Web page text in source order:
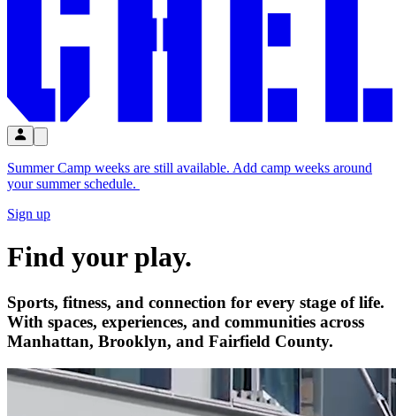
Summer Camp weeks are still available. Add camp weeks around
your summer schedule.​​​​‌ ‍ ​‍​‍‌‍ ‌ ​‍‌‍‍‌‌‍‌ ‌‍‍‌‌‍ ‍​‍​‍​ ‍‍​‍​‍‌ ​ ‌‍​‌‌‍ ‍‌‍‍‌‌ ‌​‌ ‍‌​‍ ‍‌‍‍‌‌‍ ​‍​‍​‍ ​​‍​‍‌‍‍​‌ ​‍‌‍‌‌‌‍‌‍​‍​‍​ ‍‍​‍​‍‌‍‍​‌ ‌​‌ ‌​‌ ​​‌ ​ ​ ‍‍​‍ ​‍ ‌‍​ ‌‍‍​‌‍‌‌‌‍ ​‌ ​ ‌‍‌‌‌‍​‌‌ ​​‌‍‍‌‌‍‌‌‌ ​‍‌ ​ ​‍ ‍‌ ​ ‌‍​‌‌‍ ‍‌‍‍‌‌ ‌​‌ ‍‌​‍ ‍‌ ​ ‌ ‌​‌ ‌‌‌‍‌​‌‍‍‌‌‍ ​‍ ‌‍‍‌‌‍ ‍‌ ‌​‌‍‌‌‌‍ ‍‌ ‌​​‍ ‌‍‌‌‌‍‌​‌‍‍‌‌ ‌​​‍ ‌‍ ‌‌‍ ‌‍‌​‌‍‌‌​ ‌‌ ​​‌ ​‍‌‍‌‌‌ ​ ‌‍‌‌‌‍ ‍‌ ‌​‌‍​‌‌ ‌​‌‍‍‌‌‍ ‌‍ ‍​ ‍ ‌‍‍‌‌‍‌​​ ‌‌‍‍​‌‍ ‌‍ ‌‌‍‌‌‌‌​​‌‍​‌‌‍‌ ‌‍‌‌​ ‍ ‌ ‌​‌ ‍‌‌ ​​‌‍‌‌​ ‌‌‍‍​‌‍ ‌‍ ‌‌‍‌‌‌‌​​‌‍​‌‌‍‌ ‌‍‌‌​ ‍ ‌ ​​‌‍​‌‌ ‌​‌‍‍​​ ‌‌ ​​‌‍​‌‌‍‌ ‌‍‌‌‌​​‍‌ ‌‌‌‍‍‌‌‍ ​‌‍‌​‌‍‌‌‌ ​‍​‍‌‌​ ‌‌‌​​‍‌‌ ‌‍‍ ‌‍‌‌‌ ‍‌​‍‌‌​ ​ ‌​‌​​‍‌‌​ ​ ‌​‌​​‍‌‌​ ​‍​ ​‍​ ‌‍​ ‌​‌‍​ ​ ‌​​ ‌ ‌‍​ ​ ‌​​ ‍​​ ‌‍‌‍‌‌​ ‍‌‌‍​‌​‍‌‌​ ​‍​ ​‍​‍‌‌​ ‌‌‌​‌​​‍ ‍‌ ‌​‌‍‍‌‌ ‌​‌‍ ​‌‍‌‌​ ‌‍​‍‌‍​‌‌ ​ ‌‍‌‌‌‌‌‌‌ ​‍‌‍ ​​ ‌‌‍‍​‌ ‌​‌ ‌​‌ ​​‌ ​ ​‍‌‌​ ​ ‌​​‌​‍‌‌​ ​‍‌​‌‍​‍‌‌​ ​‍‌​‌‍‌‍​ ‌‍‍​‌‍‌‌‌‍ ​‌ ​ ‌‍‌‌‌‍​‌‌ ​​‌‍‍‌‌‍‌‌‌ ​‍‌ ​ ​‍ ‍‌ ​ ‌‍​‌‌‍ ‍‌‍‍‌‌ ‌​‌ ‍‌​‍ ‍‌ ​ ‌ ‌​‌ ‌‌‌‍‌​‌‍‍‌‌‍ ​‍‌‍‌‍‍‌‌‍‌​​ ‌‌‍‍​‌‍ ‌‍ ‌‌‍‌‌‌‌​​‌‍​‌‌‍‌ ‌‍‌‌​‍‌‍‌ ‌​‌ ‍‌‌ ​​‌‍‌‌​ ‌‌‍‍​‌‍ ‌‍ ‌‌‍‌‌‌‌​​‌‍​‌‌‍‌ ‌‍‌‌​‍‌‍‌ ​​‌‍​‌‌ ‌​‌‍‍​​ ‌‌ ​​‌‍​‌‌‍‌ ‌‍‌‌‌​​‍‌ ‌‌‌‍‍‌‌‍ ​‌‍‌​‌‍‌‌‌ ​‍​‍‌‌​ ‌‌‌​​‍‌‌ ‌‍‍ ‌‍‌‌‌ ‍‌​‍‌‌​ ​ ‌​‌​​‍‌‌​ ​ ‌​‌​​‍‌‌​ ​‍​ ​‍​ ‌‍​ ‌​‌‍​ ​ ‌​​ ‌ ‌‍​ ​ ‌​​ ‍​​ ‌‍‌‍‌‌​ ‍‌‌‍​‌​‍‌‌​ ​‍​ ​‍​‍‌‌​ ‌‌‌​‌​​‍ ‍‌ ‌​‌‍‍‌‌ ‌​‌‍ ​‌‍‌‌​‍‌‍‌ ​​‌‍‌‌‌ ​‍‌ ​ ‌ ​​‌‍‌‌‌‍​ ‌ ‌​‌‍‍‌‌ ‌‍‌‍‌‌​ ‌‌ ​​‌ ‌‌‌‍​‍‌‍ ​‌‍‍‌‌ ​ ‌‍‍​‌‍‌‌‌‍‌​​‍​‍‌ ‌
Sign up​​​​‌ ‍ ​‍​‍‌‍ ‌ ​‍‌‍‍‌‌‍‌ ‌‍‍‌‌‍ ‍​‍​‍​ ‍‍​‍​‍‌ ​ ‌‍​‌‌‍ ‍‌‍‍‌‌ ‌​‌ ‍‌​‍ ‍‌‍‍‌‌‍ ​‍​‍​‍ ​​‍​‍‌‍‍​‌ ​‍‌‍‌‌‌‍‌‍​‍​‍​ ‍‍​‍​‍‌‍‍​‌ ‌​‌ ‌​‌ ​​‌ ​ ​ ‍‍​‍ ​‍ ‌‍​ ‌‍‍​‌‍‌‌‌‍ ​‌ ​ ‌‍‌‌‌‍​‌‌ ​​‌‍‍‌‌‍‌‌‌ ​‍‌ ​ ​‍ ‍‌ ​ ‌‍​‌‌‍ ‍‌‍‍‌‌ ‌​‌ ‍‌​‍ ‍‌ ​ ‌ ‌​‌ ‌‌‌‍‌​‌‍‍‌‌‍ ​‍ ‌‍‍‌‌‍ ‍‌ ‌​‌‍‌‌‌‍ ‍‌ ‌​​‍ ‌‍‌‌‌‍‌​‌‍‍‌‌ ‌​​‍ ‌‍ ‌‌‍ ‌‍‌​‌‍‌‌​ ‌‌ ​​‌ ​‍‌‍‌‌‌ ​ ‌‍‌‌‌‍ ‍‌ ‌​‌‍​‌‌ ‌​‌‍‍‌‌‍ ‌‍ ‍​ ‍ ‌‍‍‌‌‍‌​​ ‌‌‍‍​‌‍ ‌‍ ‌‌‍‌‌‌‌​​‌‍​‌‌‍‌ ‌‍‌‌​ ‍ ‌ ‌​‌ ‍‌‌ ​​‌‍‌‌​ ‌‌‍‍​‌‍ ‌‍ ‌‌‍‌‌‌‌​​‌‍​‌‌‍‌ ‌‍‌‌​ ‍ ‌ ​​‌‍​‌‌ ‌​‌‍‍​​ ‌‌ ​​‌‍​‌‌‍‌ ‌‍‌‌‌​​‍‌ ‌‌‌‍‍‌‌‍ ​‌‍‌​‌‍‌‌‌ ​‍​‍‌‌​ ‌‌‌​​‍‌‌ ‌‍‍ ‌‍‌‌‌ ‍‌​‍‌‌​ ​ ‌​‌​​‍‌‌​ ​ ‌​‌​​‍‌‌​ ​‍​ ​‍​ ‌‍​ ‌​‌‍​ ​ ‌​​ ‌ ‌‍​ ​ ‌​​ ‍​​ ‌‍‌‍‌‌​ ‍‌‌‍​‌​‍‌‌​ ​‍​ ​‍​‍‌‌​ ‌‌‌​‌​​‍ ‍‌‍​‍‌ ‌‌‌ ‌​‌ ‌​‌‍ ‌‍ ‍‌‌‌​‌‍‌‌‌ ‍​‌ ‌​​ ‌‍​‍‌‍​‌‌ ​ ‌‍‌‌‌‌‌‌‌ ​‍‌‍ ​​ ‌‌‍‍​‌ ‌​‌ ‌​‌ ​​‌ ​ ​‍‌‌​ ​ ‌​​‌​‍‌‌​ ​‍‌​‌‍​‍‌‌​ ​‍‌​‌‍‌‍​ ‌‍‍​‌‍‌‌‌‍ ​‌ ​ ‌‍‌‌‌‍​‌‌ ​​‌‍‍‌‌‍‌‌‌ ​‍‌ ​ ​‍ ‍‌ ​ ‌‍​‌‌‍ ‍‌‍‍‌‌ ‌​‌ ‍‌​‍ ‍‌ ​ ‌ ‌​‌ ‌‌‌‍‌​‌‍‍‌‌‍ ​‍‌‍‌‍‍‌‌‍‌​​ ‌‌‍‍​‌‍ ‌‍ ‌‌‍‌‌‌‌​​‌‍​‌‌‍‌ ‌‍‌‌​‍‌‍‌ ‌​‌ ‍‌‌ ​​‌‍‌‌​ ‌‌‍‍​‌‍ ‌‍ ‌‌‍‌‌‌‌​​‌‍​‌‌‍‌ ‌‍‌‌​‍‌‍‌ ​​‌‍​‌‌ ‌​‌‍‍​​ ‌‌ ​​‌‍​‌‌‍‌ ‌‍‌‌‌​​‍‌ ‌‌‌‍‍‌‌‍ ​‌‍‌​‌‍‌‌‌ ​‍​‍‌‌​ ‌‌‌​​‍‌‌ ‌‍‍ ‌‍‌‌‌ ‍‌​‍‌‌​ ​ ‌​‌​​‍‌‌​ ​ ‌​‌​​‍‌‌​ ​‍​ ​‍​ ‌‍​ ‌​‌‍​ ​ ‌​​ ‌ ‌‍​ ​ ‌​​ ‍​​ ‌‍‌‍‌‌​ ‍‌‌‍​‌​‍‌‌​ ​‍​ ​‍​‍‌‌​ ‌‌‌​‌​​‍ ‍‌‍​‍‌ ‌‌‌ ‌​‌ ‌​‌‍ ‌‍ ‍‌‌‌​‌‍‌‌‌ ‍​‌ ‌​​‍‌‍‌ ​​‌‍‌‌‌ ​‍‌ ​ ‌ ​​‌‍‌‌‌‍​ ‌ ‌​‌‍‍‌‌ ‌‍‌‍‌‌​ ‌‌ ​​‌ ‌‌‌‍​‍‌‍ ​‌‍‍‌‌ ​ ‌‍‍​‌‍‌‌‌‍‌​​‍​‍‌ ‌
Find your play.​​​​‌ ‍ ​‍​‍‌‍ ‌ ​‍‌‍‍‌‌‍‌ ‌‍‍‌‌‍ ‍​‍​‍​ ‍‍​‍​‍‌ ​ ‌‍​‌‌‍ ‍‌‍‍‌‌ ‌​‌ ‍‌​‍ ‍‌‍‍‌‌‍ ​‍​‍​‍ ​​‍​‍‌‍‍​‌ ​‍‌‍‌‌‌‍‌‍​‍​‍​ ‍‍​‍​‍‌‍‍​‌ ‌​‌ ‌​‌ ​​‌ ​ ​ ‍‍​‍ ​‍ ‌‍​ ‌‍‍​‌‍‌‌‌‍ ​‌ ​ ‌‍‌‌‌‍​‌‌ ​​‌‍‍‌‌‍‌‌‌ ​‍‌ ​ ​‍ ‍‌ ​ ‌‍​‌‌‍ ‍‌‍‍‌‌ ‌​‌ ‍‌​‍ ‍‌ ​ ‌ ‌​‌ ‌‌‌‍‌​‌‍‍‌‌‍ ​‍ ‌‍‍‌‌‍ ‍‌ ‌​‌‍‌‌‌‍ ‍‌ ‌​​‍ ‌‍‌‌‌‍‌​‌‍‍‌‌ ‌​​‍ ‌‍ ‌‌‍ ‌‍‌​‌‍‌‌​ ‌‌ ​​‌ ​‍‌‍‌‌‌ ​ ‌‍‌‌‌‍ ‍‌ ‌​‌‍​‌‌ ‌​‌‍‍‌‌‍ ‌‍ ‍​ ‍ ‌‍‍‌‌‍‌​​ ‌‌‍‍​‌‍ ‌‍ ‌‌‍‌‌‌‌​​‌‍​‌‌‍‌ ‌‍‌‌​ ‍ ‌ ‌​‌ ‍‌‌ ​​‌‍‌‌​ ‌‌‍‍​‌‍ ‌‍ ‌‌‍‌‌‌‌​​‌‍​‌‌‍‌ ‌‍‌‌​ ‍ ‌ ​​‌‍​‌‌ ‌​‌‍‍​​ ‌‌ ​​‌‍​‌‌‍‌ ‌‍‌‌‌​​‍‌ ‌‌‌‍‍‌‌‍ ​‌‍‌​‌‍‌‌‌ ​‍​‍‌‌​ ‌‌‌​​‍‌‌ ‌‍‍ ‌‍‌‌‌ ‍‌​‍‌‌​ ​ ‌​‌​​‍‌‌​ ​ ‌​‌​​‍‌‌​ ​‍​ ​‍‌‍​ ​ ​ ​ ‌‍​ ​‍‌‍‌‍​ ​ ​ ‌​​ ​‍​ ‌​​ ‌‌​ ‌ ​ ​‌​‍‌‌​ ​‍​ ​‍​‍‌‌​ ‌‌‌​‌​​‍ ‍‌ ‌​‌‍‍‌‌ ‌​‌‍ ​‌‍‌‌​ ‌‍​‍‌‍​‌‌ ​ ‌‍‌‌‌‌‌‌‌ ​‍‌‍ ​​ ‌‌‍‍​‌ ‌​‌ ‌​‌ ​​‌ ​ ​‍‌‌​ ​ ‌​​‌​‍‌‌​ ​‍‌​‌‍​‍‌‌​ ​‍‌​‌‍‌‍​ ‌‍‍​‌‍‌‌‌‍ ​‌ ​ ‌‍‌‌‌‍​‌‌ ​​‌‍‍‌‌‍‌‌‌ ​‍‌ ​ ​‍ ‍‌ ​ ‌‍​‌‌‍ ‍‌‍‍‌‌ ‌​‌ ‍‌​‍ ‍‌ ​ ‌ ‌​‌ ‌‌‌‍‌​‌‍‍‌‌‍ ​‍‌‍‌‍‍‌‌‍‌​​ ‌‌‍‍​‌‍ ‌‍ ‌‌‍‌‌‌‌​​‌‍​‌‌‍‌ ‌‍‌‌​‍‌‍‌ ‌​‌ ‍‌‌ ​​‌‍‌‌​ ‌‌‍‍​‌‍ ‌‍ ‌‌‍‌‌‌‌​​‌‍​‌‌‍‌ ‌‍‌‌​‍‌‍‌ ​​‌‍​‌‌ ‌​‌‍‍​​ ‌‌ ​​‌‍​‌‌‍‌ ‌‍‌‌‌​​‍‌ ‌‌‌‍‍‌‌‍ ​‌‍‌​‌‍‌‌‌ ​‍​‍‌‌​ ‌‌‌​​‍‌‌ ‌‍‍ ‌‍‌‌‌ ‍‌​‍‌‌​ ​ ‌​‌​​‍‌‌​ ​ ‌​‌​​‍‌‌​ ​‍​ ​‍‌‍​ ​ ​ ​ ‌‍​ ​‍‌‍‌‍​ ​ ​ ‌​​ ​‍​ ‌​​ ‌‌​ ‌ ​ ​‌​‍‌‌​ ​‍​ ​‍​‍‌‌​ ‌‌‌​‌​​‍ ‍‌ ‌​‌‍‍‌‌ ‌​‌‍ ​‌‍‌‌​‍‌‍‌ ​​‌‍‌‌‌ ​‍‌ ​ ‌ ​​‌‍‌‌‌‍​ ‌ ‌​‌‍‍‌‌ ‌‍‌‍‌‌​ ‌‌ ​​‌ ‌‌‌‍​‍‌‍ ​‌‍‍‌‌ ​ ‌‍‍​‌‍‌‌‌‍‌​​‍​‍‌ ‌
Sports, fitness, and connection for every stage of life.
With spaces, experiences, and communities across
Manhattan, Brooklyn, and Fairfield County.​​​​‌ ‍ ​‍​‍‌‍ ‌ ​‍‌‍‍‌‌‍‌ ‌‍‍‌‌‍ ‍​‍​‍​ ‍‍​‍​‍‌ ​ ‌‍​‌‌‍ ‍‌‍‍‌‌ ‌​‌ ‍‌​‍ ‍‌‍‍‌‌‍ ​‍​‍​‍ ​​‍​‍‌‍‍​‌ ​‍‌‍‌‌‌‍‌‍​‍​‍​ ‍‍​‍​‍‌‍‍​‌ ‌​‌ ‌​‌ ​​‌ ​ ​ ‍‍​‍ ​‍ ‌‍​ ‌‍‍​‌‍‌‌‌‍ ​‌ ​ ‌‍‌‌‌‍​‌‌ ​​‌‍‍‌‌‍‌‌‌ ​‍‌ ​ ​‍ ‍‌ ​ ‌‍​‌‌‍ ‍‌‍‍‌‌ ‌​‌ ‍‌​‍ ‍‌ ​ ‌ ‌​‌ ‌‌‌‍‌​‌‍‍‌‌‍ ​‍ ‌‍‍‌‌‍ ‍‌ ‌​‌‍‌‌‌‍ ‍‌ ‌​​‍ ‌‍‌‌‌‍‌​‌‍‍‌‌ ‌​​‍ ‌‍ ‌‌‍ ‌‍‌​‌‍‌‌​ ‌‌ ​​‌ ​‍‌‍‌‌‌ ​ ‌‍‌‌‌‍ ‍‌ ‌​‌‍​‌‌ ‌​‌‍‍‌‌‍ ‌‍ ‍​ ‍ ‌‍‍‌‌‍‌​​ ‌‌‍‍​‌‍ ‌‍ ‌‌‍‌‌‌‌​​‌‍​‌‌‍‌ ‌‍‌‌​ ‍ ‌ ‌​‌ ‍‌‌ ​​‌‍‌‌​ ‌‌‍‍​‌‍ ‌‍ ‌‌‍‌‌‌‌​​‌‍​‌‌‍‌ ‌‍‌‌​ ‍ ‌ ​​‌‍​‌‌ ‌​‌‍‍​​ ‌‌ ​​‌‍​‌‌‍‌ ‌‍‌‌‌​​‍‌ ‌‌‌‍‍‌‌‍ ​‌‍‌​‌‍‌‌‌ ​‍​‍‌‌​ ‌‌‌​​‍‌‌ ‌‍‍ ‌‍‌‌‌ ‍‌​‍‌‌​ ​ ‌​‌​​‍‌‌​ ​ ‌​‌​​‍‌‌​ ​‍​ ​‍‌‍​ ​ ​ ​ ‌‍​ ​‍‌‍‌‍​ ​ ​ ‌​​ ​‍​ ‌​​ ‌‌​ ‌ ​ ​‌​‍‌‌​ ​‍​ ​‍​‍‌‌​ ‌‌‌​‌​​‍ ‍‌ ​ ‌ ‌‌‌‍​‍‌‌‌​‌‍‍‌‌ ‌​‌‍ ​‌‍‌‌​ ‌‍​‍‌‍​‌‌ ​ ‌‍‌‌‌‌‌‌‌ ​‍‌‍ ​​ ‌‌‍‍​‌ ‌​‌ ‌​‌ ​​‌ ​ ​‍‌‌​ ​ ‌​​‌​‍‌‌​ ​‍‌​‌‍​‍‌‌​ ​‍‌​‌‍‌‍​ ‌‍‍​‌‍‌‌‌‍ ​‌ ​ ‌‍‌‌‌‍​‌‌ ​​‌‍‍‌‌‍‌‌‌ ​‍‌ ​ ​‍ ‍‌ ​ ‌‍​‌‌‍ ‍‌‍‍‌‌ ‌​‌ ‍‌​‍ ‍‌ ​ ‌ ‌​‌ ‌‌‌‍‌​‌‍‍‌‌‍ ​‍‌‍‌‍‍‌‌‍‌​​ ‌‌‍‍​‌‍ ‌‍ ‌‌‍‌‌‌‌​​‌‍​‌‌‍‌ ‌‍‌‌​‍‌‍‌ ‌​‌ ‍‌‌ ​​‌‍‌‌​ ‌‌‍‍​‌‍ ‌‍ ‌‌‍‌‌‌‌​​‌‍​‌‌‍‌ ‌‍‌‌​‍‌‍‌ ​​‌‍​‌‌ ‌​‌‍‍​​ ‌‌ ​​‌‍​‌‌‍‌ ‌‍‌‌‌​​‍‌ ‌‌‌‍‍‌‌‍ ​‌‍‌​‌‍‌‌‌ ​‍​‍‌‌​ ‌‌‌​​‍‌‌ ‌‍‍ ‌‍‌‌‌ ‍‌​‍‌‌​ ​ ‌​‌​​‍‌‌​ ​ ‌​‌​​‍‌‌​ ​‍​ ​‍‌‍​ ​ ​ ​ ‌‍​ ​‍‌‍‌‍​ ​ ​ ‌​​ ​‍​ ‌​​ ‌‌​ ‌ ​ ​‌​‍‌‌​ ​‍​ ​‍​‍‌‌​ ‌‌‌​‌​​‍ ‍‌ ​ ‌ ‌‌‌‍​‍‌‌‌​‌‍‍‌‌ ‌​‌‍ ​‌‍‌‌​‍‌‍‌ ​​‌‍‌‌‌ ​‍‌ ​ ‌ ​​‌‍‌‌‌‍​ ‌ ‌​‌‍‍‌‌ ‌‍‌‍‌‌​ ‌‌ ​​‌ ‌‌‌‍​‍‌‍ ​‌‍‍‌‌ ​ ‌‍‍​‌‍‌‌‌‍‌​​‍​‍‌ ‌